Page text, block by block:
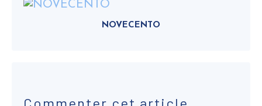
NOVECENTO